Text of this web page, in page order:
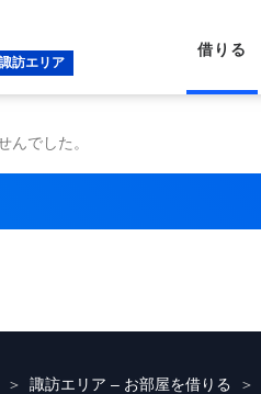
借りる
んでした。
諏訪エリア – お部屋を借りる